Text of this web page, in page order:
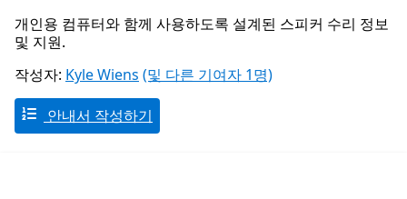
개인용 컴퓨터와 함께 사용하도록 설계된 스피커 수리 정보
및 지원.
작성자: Kyle Wiens (및 다른 기여자 1명)
안내서 작성하기